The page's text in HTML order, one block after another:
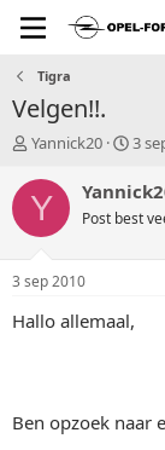
Tigra
Velgen!!.
T
p
i
a
r
Yannick20
S
a
t
m
3
Y Post best
3 sep 2010
Hallo allemaal,
Ben opzoek naar